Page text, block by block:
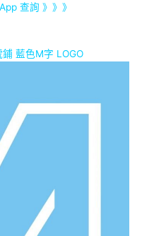
查詢 》》》
鋪 藍色M字 LOGO